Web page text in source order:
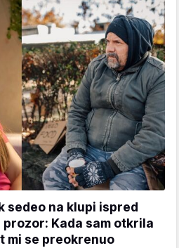
sedeo na klupi ispred
Kada sam otkrila
mi se preokrenuo